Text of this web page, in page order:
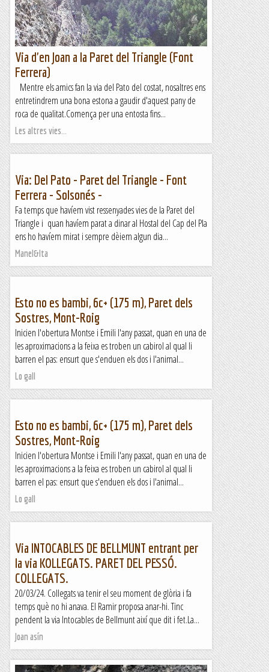
Via d'en Joan a la Paret del Triangle (Font
Ferrera)
Mentre els amics fan la via del Pato del costat, nosaltres ens
entretindrem una bona estona a gaudir d'aquest pany de
roca de qualitat.Comença per una entosta fins...
Les altres vies...
Via: Del Pato - Paret del Triangle - Font
Ferrera - Solsonés -
Fa temps que havíem vist ressenyades vies de la Paret del
Triangle i quan havíem parat a dinar al Hostal del Cap del Pla
ens ho havíem mirat i sempre dèiem algun dia...
Manel&Ita
Esto no es bambi, 6c+ (175 m), Paret dels
Sostres, Mont-Roig
Inicien l'obertura Montse i Emili l'any passat, quan en una de
les aproximacions a la feixa es troben un cabirol al qual li
barren el pas: ensurt que s'enduen els dos i l'animal...
Lo gall
Esto no es bambi, 6c+ (175 m), Paret dels
Sostres, Mont-Roig
Inicien l'obertura Montse i Emili l'any passat, quan en una de
les aproximacions a la feixa es troben un cabirol al qual li
barren el pas: ensurt que s'enduen els dos i l'animal...
Lo gall
Via INTOCABLES DE BELLMUNT entrant per
la via KOLLEGATS. PARET DEL PESSÓ.
COLLEGATS.
20/03/24. Collegats va tenir el seu moment de glòria i fa
temps què no hi anava. El Ramir proposa anar-hi. Tinc
pendent la via Intocables de Bellmunt així que dit i fet.La...
Joan asín